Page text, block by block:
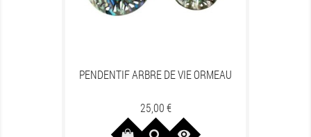
PENDENTIF ARBRE DE VIE ORMEAU
Prix
25,00 €